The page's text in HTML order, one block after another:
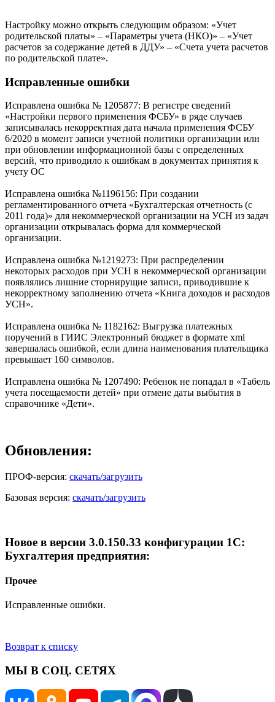
Настройку можно открыть следующим образом: «Учет
родительской платы» – «Параметры учета (НКО)» – «Учет
расчетов за содержание детей в ДДУ» – «Счета учета расчетов
по родительской плате».
Исправленные ошибки
Исправлена ошибка № 1205877: В регистре сведений
«Настройки первого применения ФСБУ» в ряде случаев
записывалась некорректная дата начала применения ФСБУ
6/2020 в момент записи учетной политики организации или
при обновлении информационной базы с определенных
версий, что приводило к ошибкам в документах принятия к
учету ОС
Исправлена ошибка №1196156: При создании
регламентированного отчета «Бухгалтерская отчетность (с
2011 года)» для некоммерческой организации на УСН из задач
организации открывалась форма для коммерческой
организации.
Исправлена ошибка №1219273: При распределении
некоторых расходов при УСН в некоммерческой организации
появлялись лишние сторнирущие записи, приводившие к
некорректному заполнению отчета «Книга доходов и расходов
УСН».
Исправлена ошибка № 1182162: Выгрузка платежных
поручений в ГИИС Электронный бюджет в формате xml
завершалась ошибкой, если длина наименования плательщика
превышает 160 символов.
Исправлена ошибка № 1207490: Ребенок не попадал в «Табель
учета посещаемости детей» при отмене даты выбытия в
справочнике «Дети».
Обновления:
ПРОФ-версия: скачать/загрузить
Базовая версия: скачать/загрузить
Новое в версии 3.0.150.33 конфигурации 1С:
Бухгалтерия предприятия:
Прочее
Исправленные ошибки.
Возврат к списку
МЫ В СОЦ. СЕТЯХ